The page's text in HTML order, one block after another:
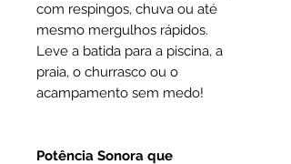
com respingos, chuva ou até
mesmo mergulhos rápidos.
Leve a batida para a piscina, a
praia, o churrasco ou o
acampamento sem medo!
Potência Sonora que